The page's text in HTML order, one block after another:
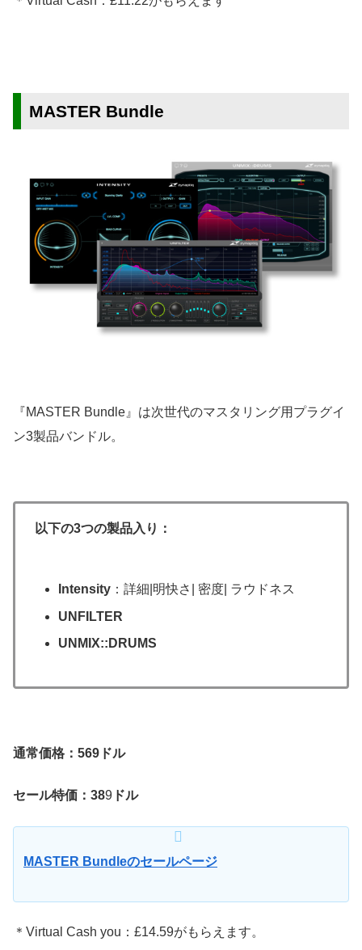
MASTER Bundle
『MASTER Bundle』は次世代のマスタリング用プラグイ
ン3製品バンドル。
以下の3つの製品入り：
Intensity ：詳細|明快さ| 密度| ラウドネス
UNFILTER
UNMIX::DRUMS
通常価格：569ドル
セール特価：389 ドル
MASTER Bundleのセールページ
＊Virtual Cash you：£14.59がもらえます。